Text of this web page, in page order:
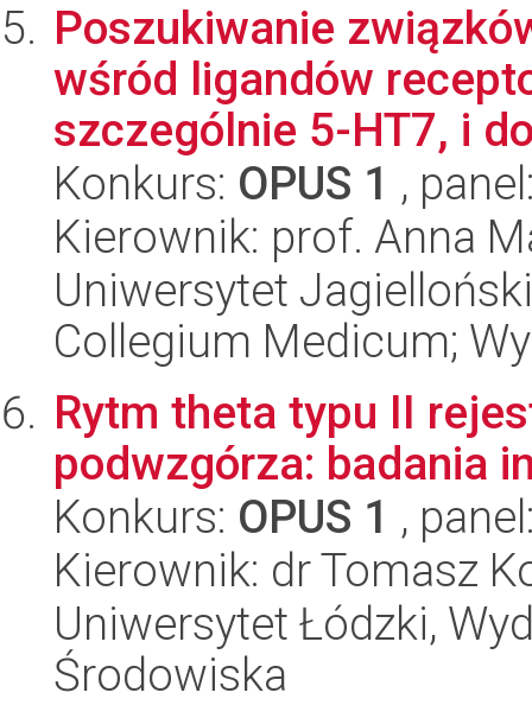
Poszukiwanie
wśród ligandów
szczególnie 5-HT7, i
Konkurs: OPUS 1 ,
Kierownik: prof. Anna
Uniwersytet
Collegium Medicum;
Rytm theta typu II
podwzgórza: badania
Konkurs: OPUS 1 ,
Kierownik: dr Tomasz
Uniwersytet Łódzki,
Środowiska